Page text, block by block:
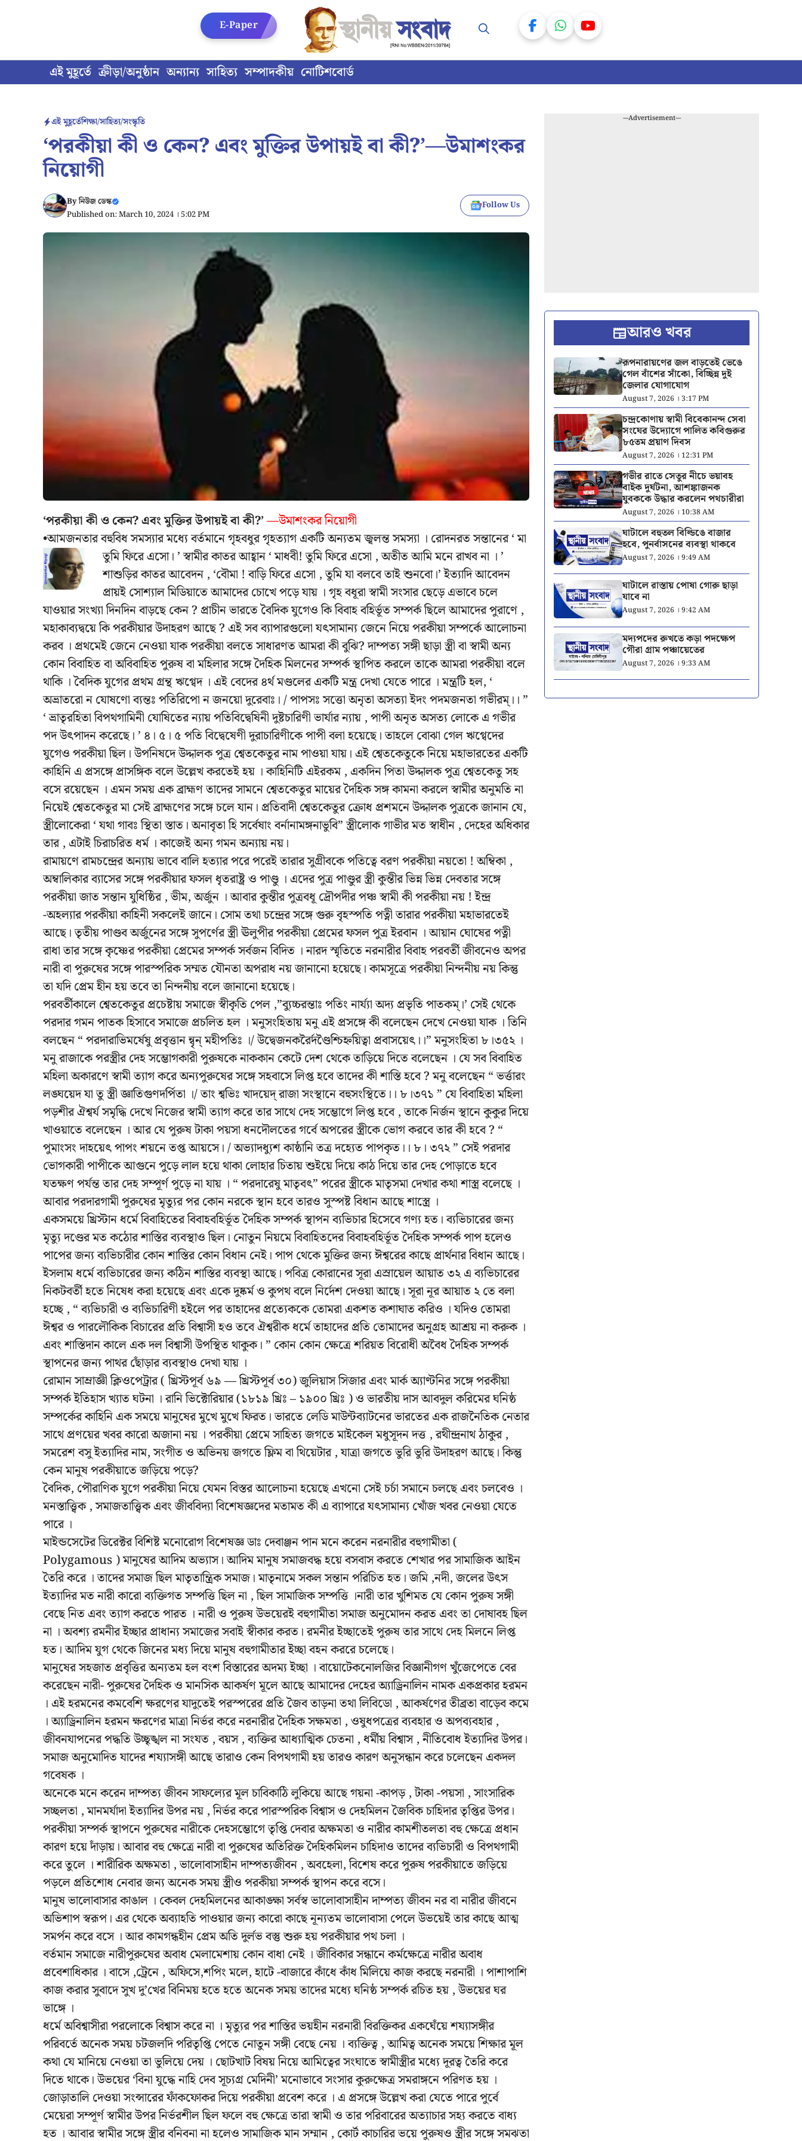
এই মুহূর্তে ক্রীড়া/অনুষ্ঠান অন্যান্য সাহিত্য সম্পাদকীয় নোটিশবোর্ড
E-Paper
এই মুহূর্তেশিক্ষা/সাহিত্য/সংস্কৃতি
‘পরকীয়া কী ও কেন? এবং মুক্তির উপায়ই বা কী?’—উমাশংকর
নিয়োগী
Byনিউজ ডেস্ক
Published on: March 10, 2024 । 5:02 PM
Follow Us
‘পরকীয়া কী ও কেন? এবং মুক্তির উপায়ই বা কী?’—উমাশংকর নিয়োগী
•আমজনতার বহুবিধ সমস্যার মধ্যে বর্তমানে গৃহবধুর গৃহত্যাগ একটি অন্যতম জ্বলন্ত সমস্যা । রোদনরতসন্তানের ‘ মা
তুমি ফিরে এসো। ’ স্বামীর কাতর আহ্বান ‘ মাধবী! তুমি ফিরে এসো , অতীত আমি মনে রাখব না । ’
শাশুড়ির কাতর আবেদন , ‘বৌমা ! বাড়ি ফিরে এসো , তুমি যা বলবে তাই শুনবো।’ ইত্যাদি আবেদন
প্রায়ই সোশ্যাল মিডিয়াতে আমাদের চোখে পড়ে যায় । গৃহ বধূরা স্বামী সংসার ছেড়ে এভাবে চলে
যাওয়ার সংখ্যা দিনদিন বাড়ছে কেন ? প্রাচীন ভারতে বৈদিক যুগেও কি বিবাহ বহির্ভূত সম্পর্ক ছিলে আমাদের পুরাণে ,
মহাকাব্যদ্বয়ে কি পরকীয়ার উদাহরণ আছে ? এই সব ব্যাপারগুলো যৎসামান্য জেনে নিয়ে পরকীয়া সম্পর্কে আলোচনা
করব । প্রথমেই জেনে নেওয়া যাক পরকীয়া বলতে সাধারণত আমরা কী বুঝি? দাম্পত্য সঙ্গী ছাড়া স্ত্রী বা স্বামী অন্য
কোন বিবাহিত বা অবিবাহিত পুরুষ বা মহিলার সঙ্গে দৈহিক মিলনের সম্পর্ক স্থাপিত করলে তাকে আমরা পরকীয়া বলে
থাকি । বৈদিক যুগের প্রথম গ্রন্থ ঋগ্বেদ । এই বেদের ৪র্থ মণ্ডলের একটি মন্ত্র দেখা যেতে পারে । মন্ত্রটি হল, ‘
অভ্রাতরো ন যোষণো ব্যন্তঃ পতিরিপো ন জনয়ো দুরেবাঃ। / পাপসঃ সত্তো অনৃতা অসত্যা ইদং পদমজনতা গভীরম্‌।। ”
‘ ভ্রাতৃরহিতা বিপথগামিনী যোষিতের ন্যায় পতিবিদ্বেষিনী দুষ্টচারিণী ভার্যার ন্যায় , পাপী অনৃত অসত্য লোকে এ গভীর
পদ উৎপাদন করেছে। ’ ৪। ৫। ৫ পতি বিদ্বেষেণী দুরাচারিণীকে পাপী বলা হয়েছে। তাহলে বোঝা গেল ঋগ্বেদের
যুগেও পরকীয়া ছিল। উপনিষদে উদ্দালক পুত্র শ্বেতকেতুর নাম পাওয়া যায়। এই শ্বেতকেতুকে নিয়ে মহাভারতের একটি
কাহিনি এ প্রসঙ্গে প্রাসঙ্গিক বলে উল্লেখ করতেই হয় । কাহিনিটি এইরকম , একদিন পিতা উদ্দালক পুত্র শ্বেতকেতু সহ
বসে রয়েছেন । এমন সময় এক ব্রাহ্মণ তাদের সামনে শ্বেতকেতুর মায়ের দৈহিক সঙ্গ কামনা করলে স্বামীর অনুমতি না
নিয়েই শ্বেতকেতুর মা সেই ব্রাহ্মণের সঙ্গে চলে যান। প্রতিবাদী শ্বেতকেতুর ক্রোধ প্রশমনে উদ্দালক পুত্রকে জানান যে,
স্ত্রীলোকেরা ‘ যথা গাবঃ স্থিতা স্তাত। অনাবৃতা হি সর্বেষাং বর্নানামঙ্গনাভুবি” স্ত্রীলোক গাভীর মত স্বাধীন , দেহের অধিকার
তার , এটাই চিরাচরিত ধর্ম । কাজেই অন্য গমন অন্যায় নয়।
রামায়ণে রামচন্দ্রের অন্যায় ভাবে বালি হত্যার পরে পরেই তারার সুগ্রীবকে পতিত্বে বরণ পরকীয়া নয়তো ! অম্বিকা ,
অম্বালিকার ব্যাসের সঙ্গে পরকীয়ার ফসল ধৃতরাষ্ট্র ও পাণ্ডু । এদের পুত্র পাণ্ডুর স্ত্রী কুন্তীর ভিন্ন ভিন্ন দেবতার সঙ্গে
পরকীয়া জাত সন্তান যুধিষ্ঠির , ভীম, অর্জুন । আবার কুন্তীর পুত্রবধূ দ্রৌপদীর পঞ্চ স্বামী কী পরকীয়া নয় ! ইন্দ্র
-অহল্যার পরকীয়া কাহিনী সকলেই জানে। সোম তথা চন্দ্রের সঙ্গে গুরু বৃহস্পতি পত্নী তারার পরকীয়া মহাভারতেই
আছে। তৃতীয় পাণ্ডব অর্জুনের সঙ্গে সুপর্ণের স্ত্রী ঊলুপীর পরকীয়া প্রেমের ফসল পুত্র ইরবান । আয়ান ঘোষের পত্নী
রাধা তার সঙ্গে কৃষ্ণের পরকীয়া প্রেমের সম্পর্ক সর্বজন বিদিত । নারদ স্মৃতিতে নরনারীর বিবাহ পরবর্তী জীবনেও অপর
নারী বা পুরুষের সঙ্গে পারস্পরিক সম্মত যৌনতা অপরাধ নয় জানানো হয়েছে। কামসূত্রে পরকীয়া নিন্দনীয় নয় কিন্তু
তা যদি প্রেম হীন হয় তবে তা নিন্দনীয় বলে জানানো হয়েছে।
পরবর্তীকালে শ্বেতকেতুর প্রচেষ্টায় সমাজে স্বীকৃতি পেল ,”ব্যুচ্চরন্তাঃ পতিং নার্য্যা অদ্য প্রভৃতি পাতকম্‌।’ সেই থেকে
পরদার গমন পাতক হিসাবে সমাজে প্রচলিত হল । মনুসংহিতায় মনু এই প্রসঙ্গে কী বলেছেন দেখে নেওয়া যাক । তিনি
বলছেন “ পরদারাভিমর্ষেষু প্রবৃত্তান ন্বৃন্‌ মহীপতিঃ ।/ উদ্বেজনকরৈর্দণ্ডৈশ্চিহ্নয়িত্বা প্রবাসয়েৎ।।” মনুসংহিতা ৮।৩৫২ ।
মনু রাজাকে পরস্ত্রীর দেহ সম্ভোগকারী পুরুষকে নাককান কেটে দেশ থেকে তাড়িয়ে দিতে বলেছেন । যে সব বিবাহিত
মহিলা অকারণে স্বামী ত্যাগ করে অন্যপুরুষের সঙ্গে সহবাসে লিপ্ত হবে তাদের কী শাস্তি হবে ? মনু বলেছেন “ ভর্ত্তারং
লঙ্ঘয়েদ যা তু স্ত্রী জ্ঞাতিগুণদর্পিতা ।/ তাং শ্বভিঃ খাদয়েদ্‌ রাজা সংস্থানে বহুসংস্থিতে।। ৮।৩৭১ ” যে বিবাহিতা মহিলা
পড়শীর ঐশ্বর্য সমৃদ্ধি দেখে নিজের স্বামী ত্যাগ করে তার সাথে দেহ সম্ভোগে লিপ্ত হবে , তাকে নির্জন স্থানে কুকুর দিয়ে
খাওয়াতে বলেছেন । আর যে পুরুষ টাকা পয়সা ধনদৌলতের গর্বে অপরের স্ত্রীকে ভোগ করবে তার কী হবে ? “
পুমাংসং দাহয়েৎ পাপং শয়নে তপ্ত আয়সে। / অভ্যাদধ্যুশ কাষ্ঠানি তত্র দহ্যেত পাপকৃত।। ৮। ৩৭২ ” সেই পরদার
ভোগকারী পাপীকে আগুনে পুড়ে লাল হয়ে থাকা লোহার চিতায় শুইয়ে দিয়ে কাঠ দিয়ে তার দেহ পোড়াতে হবে
যতক্ষণ পর্যন্ত তার দেহ সম্পূর্ণ পুড়ে না যায় । “ পরদারেষু মাতৃবৎ” পরের স্ত্রীকে মাতৃসমা দেখার কথা শাস্ত্র বলেছে ।
আবার পরদারগামী পুরুষের মৃত্যুর পর কোন নরকে স্থান হবে তারও সুস্পষ্ট বিধান আছে শাস্ত্রে ।
একসময়ে খ্রিস্টান ধর্মে বিবাহিতের বিবাহবহির্ভূত দৈহিক সম্পর্ক স্থাপন ব্যভিচার হিসেবে গণ্য হত। ব্যভিচারের জন্য
মৃত্যু দণ্ডের মত কঠোর শাস্তির ব্যবস্থাও ছিল। নোতুন নিয়মে বিবাহিতদের বিবাহবহির্ভূত দৈহিক সম্পর্ক পাপ হলেও
পাপের জন্য ব্যভিচারীর কোন শাস্তির কোন বিধান নেই। পাপ থেকে মুক্তির জন্য ঈশ্বরের কাছে প্রার্থনার বিধান আছে।
ইসলাম ধর্মে ব্যভিচারের জন্য কঠিন শাস্তির ব্যবস্থা আছে। পবিত্র কোরানের সূরা এস্রায়েল আয়াত ৩২ এ ব্যভিচারের
নিকটবর্তী হতে নিষেধ করা হয়েছে এবং একে দুষ্কর্ম ও কুপথ বলে নির্দেশ দেওয়া আছে। সূরা নূর আয়াত ২ তে বলা
হচ্ছে , “ ব্যভিচারী ও ব্যভিচারিণী হইলে পর তাহাদের প্রত্যেককে তোমরা একশত কশাঘাত করিও । যদিও তোমরা
ঈশ্বর ও পারলৌকিক বিচারের প্রতি বিশ্বাসী হও তবে ঐশ্বরীক ধর্মে তাহাদের প্রতি তোমাদের অনুগ্রহ আশ্রয় না করুক ।
এবং শাস্তিদান কালে এক দল বিশ্বাসী উপস্থিত থাকুক। ” কোন কোন ক্ষেত্রে শরিয়ত বিরোধী অবৈধ দৈহিক সম্পর্ক
স্থাপনের জন্য পাথর ছোঁড়ার ব্যবস্থাও দেখা যায় ।
রোমান সাম্রাজ্ঞী ক্লিওপেট্রার ( খ্রিস্টপূর্ব ৬৯ — খ্রিস্টপূর্ব ৩০) জুলিয়াস সিজার এবং মার্ক অ্যাণ্টনির সঙ্গে পরকীয়া
সম্পর্ক ইতিহাস খ্যাত ঘটনা । রানি ভিক্টোরিয়ার (১৮১৯ খ্রিঃ – ১৯০০ খ্রিঃ ) ও ভারতীয় দাস আবদুল করিমের ঘনিষ্ঠ
সম্পর্কের কাহিনি এক সময়ে মানুষের মুখে মুখে ফিরত। ভারতে লেডি মাউন্টব্যাটনের ভারতের এক রাজনৈতিক নেতার
সাথে প্রণয়ের খবর কারো অজানা নয় । পরকীয়া প্রেমে সাহিত্য জগতে মাইকেল মধুসূদন দত্ত , রথীন্দ্রনাথ ঠাকুর ,
সমরেশ বসু ইত্যাদির নাম, সংগীত ও অভিনয় জগতে ফ্লিম বা থিয়েটার , যাত্রা জগতে ভুরি ভুরি উদাহরণ আছে। কিন্তু
কেন মানুষ পরকীয়াতে জড়িয়ে পড়ে?
বৈদিক, পৌরাণিক যুগে পরকীয়া নিয়ে যেমন বিস্তর আলোচনা হয়েছে এখনো সেই চর্চা সমানে চলছে এবং চলবেও ।
মনস্তাত্ত্বিক , সমাজতাত্ত্বিক এবং জীববিদ্যা বিশেষজ্ঞদের মতামত কী এ ব্যাপারে যৎসামান্য খোঁজ খবর নেওয়া যেতে
পারে ।
মাইন্ডসেটের ডিরেক্টর বিশিষ্ট মনোরোগ বিশেষজ্ঞ ডাঃ দেবাঞ্জন পান মনে করেন নরনারীর বহুগামীতা (
Polygamous ) মানুষের আদিম অভ্যাস। আদিম মানুষ সমাজবদ্ধ হয়ে বসবাস করতে শেখার পর সামাজিক আইন
তৈরি করে । তাদের সমাজ ছিল মাতৃতান্ত্রিক সমাজ। মাতৃনামে সকল সন্তান পরিচিত হত। জমি ,নদী, জলের উৎস
ইত্যাদির মত নারী কারো ব্যক্তিগত সম্পত্তি ছিল না , ছিল সামাজিক সম্পত্তি ।নারী তার খুশিমত যে কোন পুরুষ সঙ্গী
বেছে নিত এবং ত্যাগ করতে পারত । নারী ও পুরুষ উভয়েরই বহুগামীতা সমাজ অনুমোদন করত এবং তা দোষাবহ ছিল
না । অবশ্য রমনীর ইচ্ছার প্রাধান্য সমাজের সবাই স্বীকার করত। রমনীর ইচ্ছাতেই পুরুষ তার সাথে দেহ মিলনে লিপ্ত
হত। আদিম যুগ থেকে জিনের মধ্য দিয়ে মানুষ বহুগামীতার ইচ্ছা বহন কররে চলেছে।
মানুষের সহজাত প্রবৃত্তির অন্যতম হল বংশ বিস্তারের অদম্য ইচ্ছা । বায়োটেকনোলজির বিজ্ঞানীগণ খুঁজেপেতে বের
করেছেন নারী- পুরুষের দৈহিক ও মানসিক আকর্ষণ মূলে আছে আমাদের দেহের অ্যাড্রিনালিন নামক একপ্রকার হরমন
। এই হরমনের কমবেশি ক্ষরণের যাদুতেই পরস্পরের প্রতি জৈব তাড়না তথা লিবিডো , আকর্ষণের তীব্রতা বাড়েব কমে
। অ্যাড্রিনালিন হরমন ক্ষরণের মাত্রা নির্ভর করে নরনারীর দৈহিক সক্ষমতা , ওষুধপত্রের ব্যবহার ও অপব্যবহার ,
জীবনযাপনের পদ্ধতি উচ্ছৃঙ্খল না সংযত , বয়স , ব্যক্তির আধ্যাত্মিক চেতনা , ধর্মীয় বিশ্বাস , নীতিবোধ ইত্যাদির উপর।
সমাজ অনুমোদিত যাদের শয্যাসঙ্গী আছে তারাও কেন বিপথগামী হয় তারও কারণ অনুসন্ধান করে চলেছেন একদল
গবেষক ।
অনেকে মনে করেন দাম্পত্য জীবন সাফল্যের মূল চাবিকাঠি লুকিয়ে আছে গয়না -কাপড় , টাকা -পয়সা , সাংসারিক
সচ্ছলতা , মানমর্যাদা ইত্যাদির উপর নয় , নির্ভর করে পারস্পরিক বিশ্বাস ও দেহমিলন জৈবিক চাহিদার তৃপ্তির উপর।
পরকীয়া সম্পর্ক স্থাপনে পুরুষের নারীকে দেহসম্ভোগে তৃপ্তি দেবার অক্ষমতা ও নারীর কামশীতলতা বহু ক্ষেত্রে প্রধান
কারণ হয়ে দাঁড়ায়। আবার বহু ক্ষেত্রে নারী বা পুরুষের অতিরিক্ত দৈহিকমিলন চাহিদাও তাদের ব্যভিচারী ও বিপথগামী
করে তুলে । শারীরিক অক্ষমতা , ভালোবাসাহীন দাম্পত্যজীবন , অবহেলা, বিশেষ করে পুরুষ পরকীয়াতে জড়িয়ে
পড়লে প্রতিশোধ নেবার জন্য অনেক সময় স্ত্রীও পরকীয়া সম্পর্ক স্থাপন করে বসে।
মানুষ ভালোবাসার কাঙাল । কেবল দেহমিলনের আকাঙ্ক্ষা সর্বস্ব ভালোবাসাহীন দাম্পত্য জীবন নর বা নারীর জীবনে
অভিশাপ স্বরূপ। এর থেকে অব্যাহতি পাওয়ার জন্য কারো কাছে নূন্যতম ভালোবাসা পেলে উভয়েই তার কাছে আত্ম
সমর্পন করে বসে । আর কামগন্ধহীন প্রেম অতি দুর্লভ বস্তু শুরু হয় পরকীয়ার পথ চলা ।
বর্তমান সমাজে নারীপুরুষের অবাধ মেলামেশায় কোন বাধা নেই । জীবিকার সন্ধানে কর্মক্ষেত্রে নারীর অবাধ
প্রবেশাধিকার । বাসে ,ট্রেনে , অফিসে,শপিং মলে, হাটে -বাজারে কাঁধে কাঁধ মিলিয়ে কাজ করছে নরনারী । পাশাপাশি
কাজ করার সুবাদে সুখ দু’খের বিনিময় হতে হতে অনেক সময় তাদের মধ্যে ঘনিষ্ঠ সম্পর্ক রচিত হয় , উভয়ের ঘর
ভাঙ্গে ।
ধর্মে অবিশ্বাসীরা পরলোকে বিশ্বাস করে না । মৃত্যুর পর শাস্তির ভয়হীন নরনারী বিরক্তিকর একঘেঁয়ে শয্যাসঙ্গীর
পরিবর্তে অনেক সময় চটজলদি পরিতৃপ্তি পেতে নোতুন সঙ্গী বেছে নেয় । ব্যক্তিত্ব , আমিত্ব অনেক সময়ে শিক্ষার মূল
কথা যে মানিয়ে নেওয়া তা ভুলিয়ে দেয় । ছোটখাট বিষয় নিয়ে আমিত্বের সংঘাতে স্বামীস্ত্রীর মধ্যে দূরত্ব তৈরি করে
দিতে থাকে। উভয়ের ‘বিনা যুদ্ধে নাহি দেব সূচ্যগ্র মেদিনী’ মনোভাবে সংসার কুরুক্ষেত্র সমরাঙ্গনে পরিণত হয় ।
জোড়াতালি দেওয়া সংন্সারের ফাঁকফোকর দিয়ে পরকীয়া প্রবেশ করে । এ প্রসঙ্গে উল্লেখ করা যেতে পারে পুর্বে
মেয়েরা সম্পূর্ণ স্বামীর উপর নির্ভরশীল ছিল ফলে বহু ক্ষেত্রে তারা স্বামী ও তার পরিবারের অত্যাচার সহ্য করতে বাধ্য
হত । আবার স্বামীর সঙ্গে স্ত্রীর বনিবনা না হলেও সামাজিক মান সম্মান , কোর্ট কাচারির ভয়ে পুরুষও স্ত্রীর সঙ্গে সমঝতা
---Advertisement---
আরও খবর
রূপনারায়ণের জল বাড়তেই ভেঙে
গেল বাঁশের সাঁকো, বিচ্ছিন্ন দুই
জেলার যোগাযোগ
August 7, 2026 । 3:17 PM
চন্দ্রকোণায় স্বামী বিবেকানন্দ সেবা
সংঘের উদ্যোগে পালিত কবিগুরুর
৮৫তম প্রয়াণ দিবস
August 7, 2026 । 12:31 PM
গভীর রাতে সেতুর নীচে ভয়াবহ
বাইক দুর্ঘটনা, আশঙ্কাজনক
যুবককে উদ্ধার করলেন পথচারীরা
August 7, 2026 । 10:38 AM
ঘাটালে বহুতল বিল্ডিঙে বাজার
হবে, পুনর্বাসনের ব্যবস্থা থাকবে
August 7, 2026 । 9:49 AM
ঘাটালে রাস্তায় পোষা গোরু ছাড়া
যাবে না
August 7, 2026 । 9:42 AM
মদ্যপদের রুখতে কড়া পদক্ষেপ
গৌরা গ্রাম পঞ্চায়েতের
August 7, 2026 । 9:33 AM